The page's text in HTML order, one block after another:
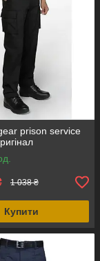
prison service
1 038 ₴
Купити